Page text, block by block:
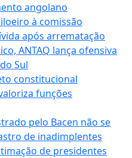
angolano
à comissão
após arrematação
ANTAQ lança ofensiva
Sul
constitucional
funções
pelo Bacen não se
de inadimplentes
de presidentes